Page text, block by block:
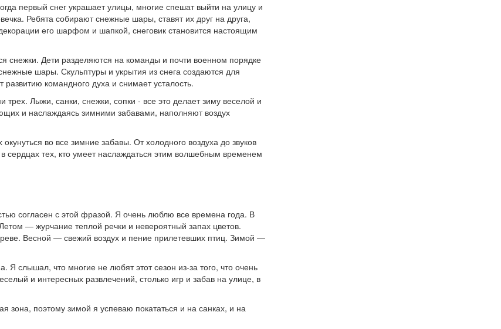
первый снег украшает улицы, многие спешат выйти на улицу и
Ребята собирают снежные шары, ставят их друг на друга,
его шарфом и шапкой, снеговик становится настоящим
снежки. Дети разделяются на команды и почти военном порядке
шары. Скульптуры и укрытия из снега создаются для
развитию командного духа и снимает усталость.
трех. Лыжи, санки, снежки, сопки - все это делает зиму веселой и
и наслаждаясь зимними забавами, наполняют воздух
во все зимние забавы. От холодного воздуха до звуков
сердцах тех, кто умеет наслаждаться этим волшебным временем
согласен с этой фразой. Я очень люблю все времена года. В
— журчание теплой речки и невероятный запах цветов.
Весной — свежий воздух и пение прилетевших птиц. Зимой —
слышал, что многие не любят этот сезон из-за того, что очень
и интересных развлечений, столько игр и забав на улице, в
зона, поэтому зимой я успеваю покататься и на санках, и на